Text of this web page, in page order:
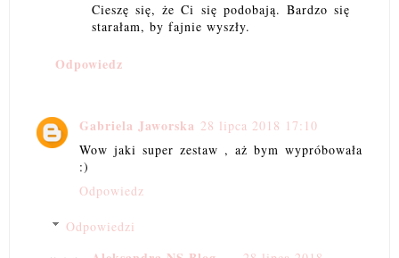
Cieszę się, że Ci się podobają. Bardzo się
starałam, by fajnie wyszły.
Odpowiedz
Gabriela Jaworska 28 lipca 2018 17:10
Wow jaki super zestaw , aż bym wypróbowała
:)
Odpowiedz
Odpowiedzi